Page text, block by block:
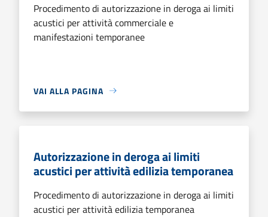
Procedimento di autorizzazione in deroga ai limiti
acustici per attività commerciale e
manifestazioni temporanee
VAI ALLA PAGINA
Autorizzazione in deroga ai limiti
acustici per attività edilizia temporanea
Procedimento di autorizzazione in deroga ai limiti
acustici per attività edilizia temporanea